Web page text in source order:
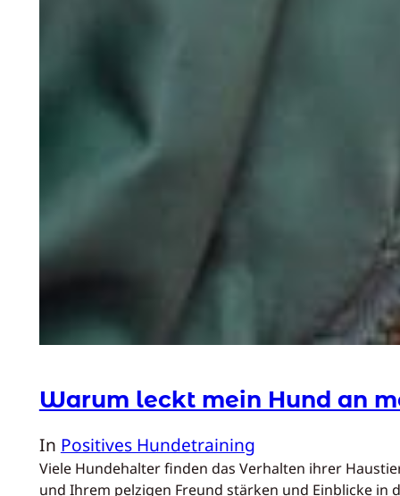
Warum leckt mein Hund an
In Positives Hundetraining
Viele Hundehalter finden das Verhalten ihrer
und Ihrem pelzigen Freund stärken und Einblicke in